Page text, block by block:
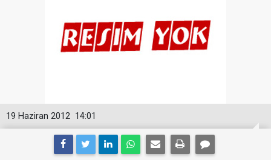
14:01
19 Haziran 2012